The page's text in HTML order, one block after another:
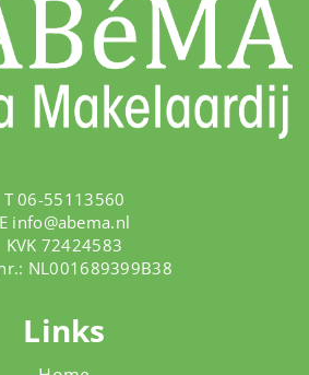
T 06-55113560
E info@abema.nl
KVK 72424583
NL001689399B38
Links